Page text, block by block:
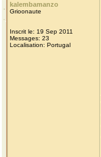
kalembamanzo
Grioonaute
Inscrit le: 19 Sep 2011
Messages: 23
Localisation: Portugal